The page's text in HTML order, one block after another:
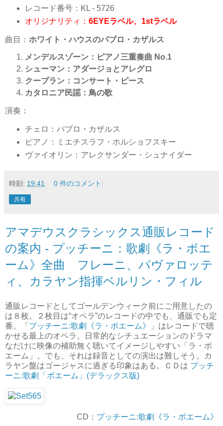
レコード番号：KL - 5726
オリジナリティ： 6EYEラベル、1stラベル
曲目： ホワイト・ハウスのパブロ・カザルス
メンデルスゾーン：ピアノ三重奏曲 No.1
シューマン：アダージョとアレグロ
クープラン：コンサート・ピース
カタロニア民謡：鳥の歌
演奏：
チェロ：パブロ・カザルス
ピアノ：ミエチスラフ・ホルショフスキー
ヴァイオリン：アレクサンダー・シュナイダー
時刻: 19:41 0 件のコメント:
共有
アマデウスクラシックス通販レコード
の案内 - プッチーニ：歌劇《ラ・ボエ
ーム》全曲 フレーニ、パヴァロッテ
ィ、カラヤン指揮ベルリン・フィル
通販レコードとしてゴールデンウィーク前にご用意したの
は８枚。２枚目は“オペラ”のレコードの中でも、通販でも定
番。「 プッチーニ:歌劇《ラ・ボエーム》
」はレコードで聴
かせる最上のオペラ。日常的なシチュエーションのドラマ
なだけに映像の補助無く聴いてイメージしやすい「ラ・ボ
エーム」。でも、それは録音としての演出は難しそう。カ
ラヤン盤はゴージャスに過ぎる印象はある。ＣＤは プッチ
ーニ:歌劇「ボエーム」(デラックス版)
CD： プッチーニ:歌劇《ラ・ボエーム》